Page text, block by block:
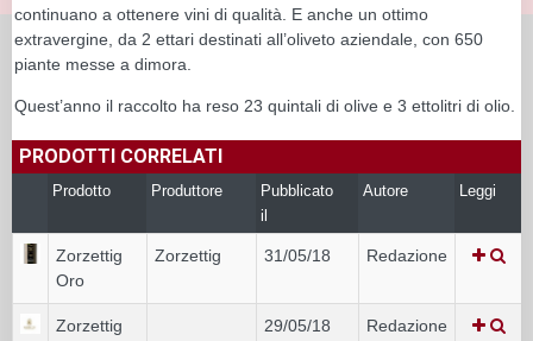
continuano a ottenere vini di qualità. E anche un ottimo
extravergine, da 2 ettari destinati all’oliveto aziendale, con 650
piante messe a dimora.
Quest’anno il raccolto ha reso 23 quintali di olive e 3 ettolitri di olio.
PRODOTTI CORRELATI
Prodotto Produttore
Pubblicato
il
Autore Leggi
Zorzettig
Oro
Zorzettig 31/05/18 Redazione
Zorzettig 29/05/18 Redazione